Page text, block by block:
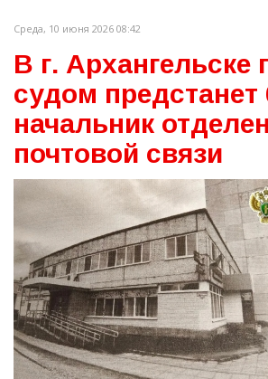
Среда, 10 июня 2026 08:42
В г. Архангельске
судом
начальник
почтовой связи